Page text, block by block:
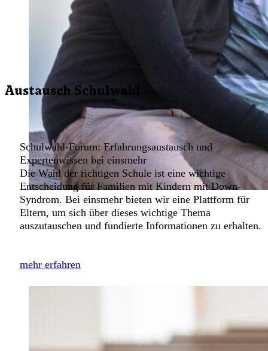
Austausch Schulwahl
Schulwahl-Forum: Erfahrungsaustausch und
Expertenwissen bei einsmehr
Die Wahl der richtigen Schule ist eine wichtige
Entscheidung für Familien mit Kindern mit Down-
Syndrom. Bei einsmehr bieten wir eine Plattform für
Eltern, um sich über dieses wichtige Thema
auszutauschen und fundierte Informationen zu erhalten.
mehr erfahren